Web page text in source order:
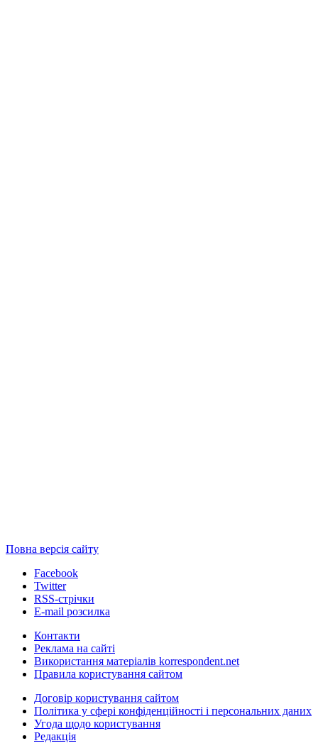
Повна версія сайту
Facebook
Twitter
RSS-стрічки
E-mail розсилка
Контакти
Реклама на сайті
Використання матеріалів korrespondent.net
Правила користування сайтом
Договір користування сайтом
Політика у сфері конфіденційності і персональних даних
Угода щодо користування
Редакція